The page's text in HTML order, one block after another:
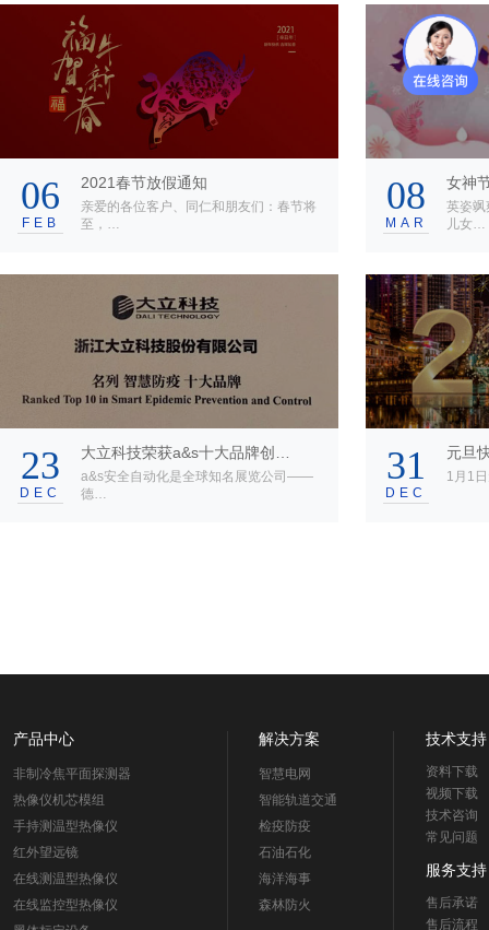
08
MAR
女神
英姿飒
儿女…
06
FEB
2021春节放假通知
亲爱的各位客户、同仁和朋友们：春节将
至，…
31
DEC
元旦
1月1
23
DEC
大立科技荣获a&s十大品牌创…
a&s安全自动化是全球知名展览公司——
德…
产品中心
非制冷焦平面探测器
热像仪机芯模组
手持测温型热像仪
红外望远镜
在线测温型热像仪
在线监控型热像仪
解决方案
智慧电网
智能轨道交通
检疫防疫
石油石化
海洋海事
森林防火
技术支持
资料下载
视频下载
技术咨询
常见问题
服务支持
售后承诺
售后流程